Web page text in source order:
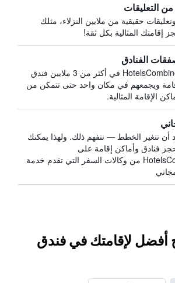
من التعليقات
حقيقية من ملايين النزلاء، مثلك
إقامتك المثالية بكل ثقة!
الفنادق
يبحث HotelsCombined في أكثر من 3 ملايين فندق
ويجمعهم في مكان واحد حتى تتمكن من
الإقامة المثالية.
أن تتغير الخطط — نتفهم ذلك. ولهذا يمكنك
فنادق وأماكن إقامة على
HotelsCombined من وكالات السفر التي تقدم خدمة
أفضل لإقامتك في فندق